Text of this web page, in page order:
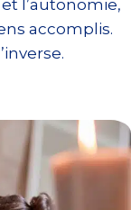
l’autonomie,
accomplis.